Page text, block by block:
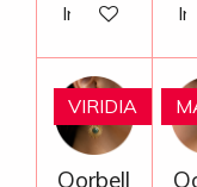
In winkelwagen
VIRIDIA
Oorbell